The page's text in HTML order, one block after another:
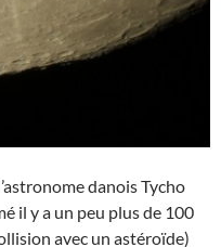
danois Tycho
il y a un peu plus de 100
avec un astéroïde)